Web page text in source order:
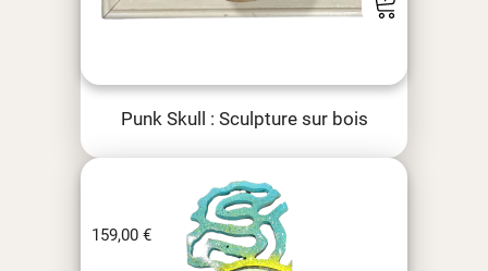
Punk Skull : Sculpture sur bois
159,00 €